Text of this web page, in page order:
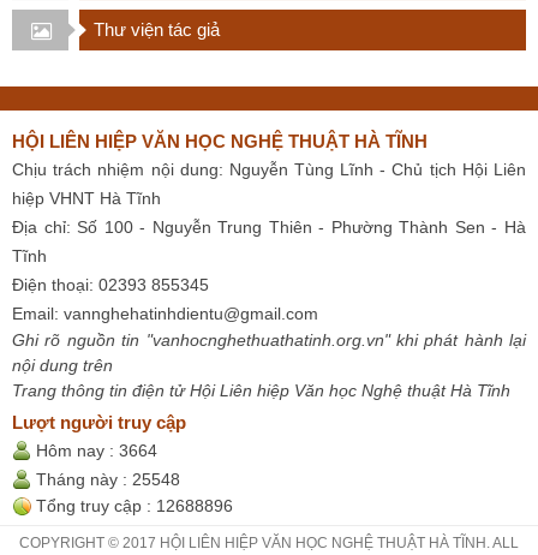
Thư viện tác giả
HỘI LIÊN HIỆP VĂN HỌC NGHỆ THUẬT HÀ TĨNH
Chịu trách nhiệm nội dung: Nguyễn Tùng Lĩnh - Chủ tịch Hội Liên
hiệp VHNT Hà Tĩnh
Địa chỉ: Số 100 - Nguyễn Trung Thiên - Phường Thành Sen - Hà
Tĩnh
Điện thoại: 02393 855345
Email: vannghehatinhdientu@gmail.com
Ghi rõ nguồn tin "vanhocnghethuathatinh.org.vn" khi phát hành lại
nội dung trên
Trang thông tin điện tử Hội Liên hiệp Văn học Nghệ thuật Hà Tĩnh
Lượt người truy cập
Hôm nay : 3664
Tháng này : 25548
Tổng truy cập : 12688896
COPYRIGHT © 2017 HỘI LIÊN HIỆP VĂN HỌC NGHỆ THUẬT HÀ TĨNH. ALL